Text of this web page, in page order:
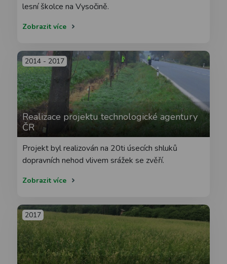
lesní školce na Vysočině.
Zobrazit více
2014 - 2017
Realizace projektu technologické agentury
ČR
Projekt byl realizován na 20ti úsecích shluků
dopravních nehod vlivem srážek se zvěří.
Zobrazit více
2017